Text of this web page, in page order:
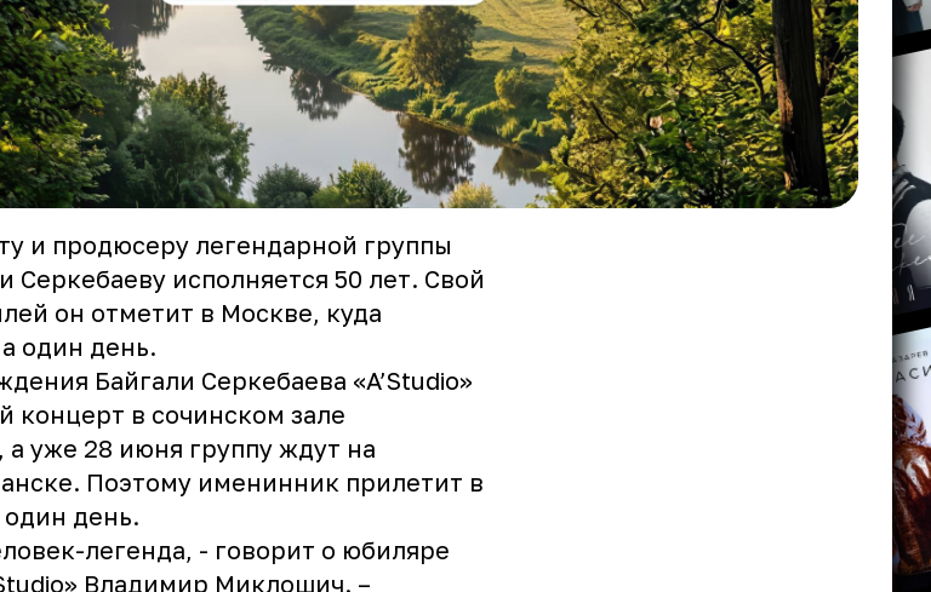
и продюсеру легендарной группы
Серкебаеву исполняется 50 лет. Свой
он отметит в Москве, куда
один день.
Байгали Серкебаева «A’Studio»
концерт в сочинском зале
уже 28 июня группу ждут на
Поэтому именинник прилетит в
один день.
легенда, - говорит о юбиляре
Владимир Миклошич. –